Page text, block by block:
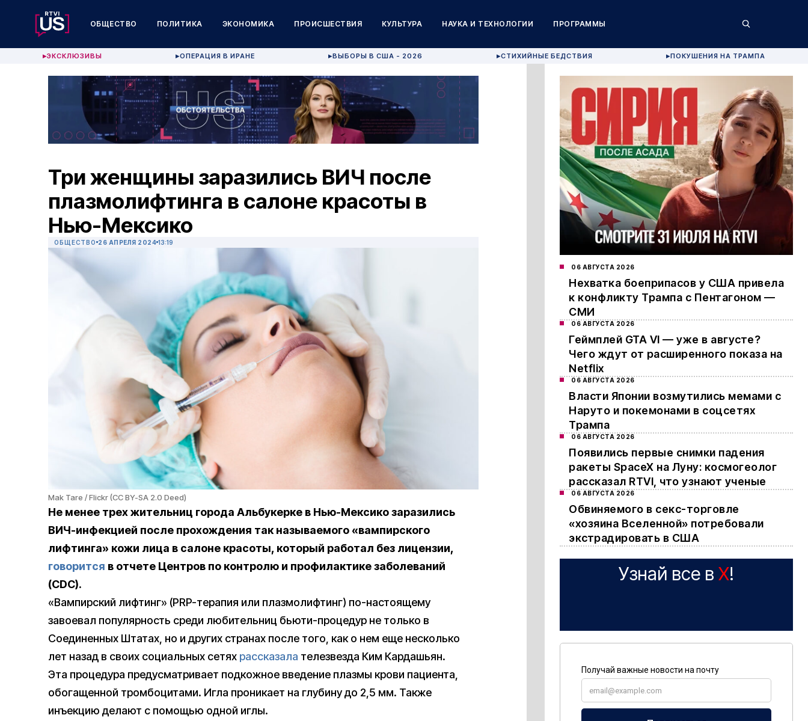
ОБЩЕСТВО ПОЛИТИКА ЭКОНОМИКА ПРОИСШЕСТВИЯ КУЛЬТУРА НАУКА И ТЕХНОЛОГИИ ПРОГРАММЫ
▶ЭКСКЛЮЗИВЫ ▶ОПЕРАЦИЯ В ИРАНЕ ▶ВЫБОРЫ В США - 2026 ▶СТИХИЙНЫЕ БЕДСТВИЯ ▶ПОКУШЕНИЯ НА ТРАМПА
Три женщины заразились ВИЧ после
плазмолифтинга в салоне красоты в
Нью-Мексико
ОБЩЕСТВО 26 АПРЕЛЯ 2024 13:19
Mak Tare / Flickr (CC BY-SA 2.0 Deed)
Не менее трех жительниц города Альбукерке в Нью-Мексико заразились
ВИЧ-инфекцией после прохождения так называемого «вампирского
лифтинга» кожи лица в салоне красоты, который работал без лицензии,
говорится в отчете Центров по контролю и профилактике заболеваний
(CDC).
«Вампирский лифтинг» (PRP-терапия или плазмолифтинг) по-настоящему
завоевал популярность среди любительниц бьюти-процедур не только в
Соединенных Штатах, но и других странах после того, как о нем еще несколько
лет назад в своих социальных сетях рассказала телезвезда Ким Кардашьян.
Эта процедура предусматривает подкожное введение плазмы крови пациента,
обогащенной тромбоцитами. Игла проникает на глубину до 2,5 мм. Также
инъекцию делают с помощью одной иглы.
06 АВГУСТА 2026
Нехватка боеприпасов у США привела
к конфликту Трампа с Пентагоном —
СМИ
06 АВГУСТА 2026
Геймплей GTA VI — уже в августе?
Чего ждут от расширенного показа на
Netflix
06 АВГУСТА 2026
Власти Японии возмутились мемами с
Наруто и покемонами в соцсетях
Трампа
06 АВГУСТА 2026
Появились первые снимки падения
ракеты SpaceX на Луну: космогеолог
рассказал RTVI, что узнают ученые
06 АВГУСТА 2026
Обвиняемого в секс-торговле
«хозяина Вселенной» потребовали
экстрадировать в США
Узнай все в X!